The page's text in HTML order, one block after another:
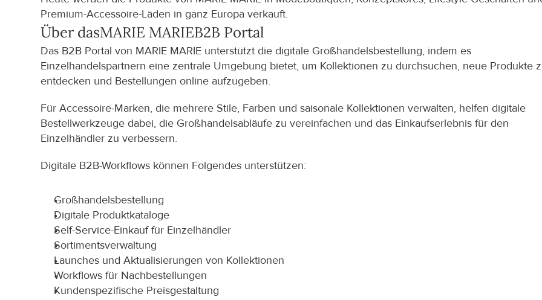
Premium-Accessoire-Läden in ganz Europa verkauft.
Über dasMARIE MARIEB2B Portal
Das B2B Portal von MARIE MARIE unterstützt die digitale Großhandelsbestellung, indem es
Einzelhandelspartnern eine zentrale Umgebung bietet, um Kollektionen zu durchsuchen, neue Produkte
entdecken und Bestellungen online aufzugeben.
Für Accessoire-Marken, die mehrere Stile, Farben und saisonale Kollektionen verwalten, helfen digitale
Bestellwerkzeuge dabei, die Großhandelsabläufe zu vereinfachen und das Einkaufserlebnis für den
Einzelhändler zu verbessern.
Digitale B2B-Workflows können Folgendes unterstützen:
Großhandelsbestellung
Digitale Produktkataloge
Self-Service-Einkauf für Einzelhändler
Sortimentsverwaltung
Launches und Aktualisierungen von Kollektionen
Workflows für Nachbestellungen
Kundenspezifische Preisgestaltung